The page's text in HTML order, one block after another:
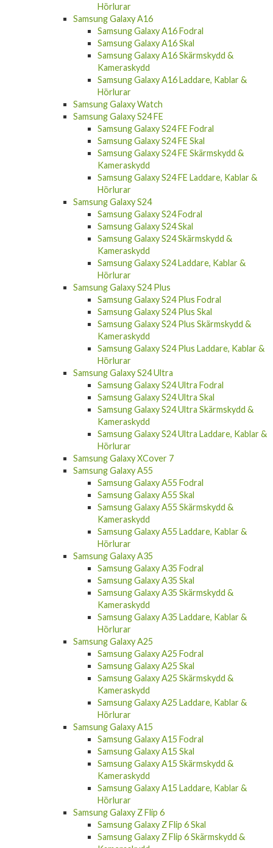
Samsung Galaxy A16
Samsung Galaxy A16 Fodral
Samsung Galaxy A16 Skal
Samsung Galaxy A16 Skärmskydd &
Kameraskydd
Samsung Galaxy A16 Laddare, Kablar &
Hörlurar
Samsung Galaxy Watch
Samsung Galaxy S24 FE
Samsung Galaxy S24 FE Fodral
Samsung Galaxy S24 FE Skal
Samsung Galaxy S24 FE Skärmskydd &
Kameraskydd
Samsung Galaxy S24 FE Laddare, Kablar &
Hörlurar
Samsung Galaxy S24
Samsung Galaxy S24 Fodral
Samsung Galaxy S24 Skal
Samsung Galaxy S24 Skärmskydd &
Kameraskydd
Samsung Galaxy S24 Laddare, Kablar &
Hörlurar
Samsung Galaxy S24 Plus
Samsung Galaxy S24 Plus Fodral
Samsung Galaxy S24 Plus Skal
Samsung Galaxy S24 Plus Skärmskydd &
Kameraskydd
Samsung Galaxy S24 Plus Laddare, Kablar &
Hörlurar
Samsung Galaxy S24 Ultra
Samsung Galaxy S24 Ultra Fodral
Samsung Galaxy S24 Ultra Skal
Samsung Galaxy S24 Ultra Skärmskydd &
Kameraskydd
Samsung Galaxy S24 Ultra Laddare, Kablar &
Hörlurar
Samsung Galaxy XCover 7
Samsung Galaxy A55
Samsung Galaxy A55 Fodral
Samsung Galaxy A55 Skal
Samsung Galaxy A55 Skärmskydd &
Kameraskydd
Samsung Galaxy A55 Laddare, Kablar &
Hörlurar
Samsung Galaxy A35
Samsung Galaxy A35 Fodral
Samsung Galaxy A35 Skal
Samsung Galaxy A35 Skärmskydd &
Kameraskydd
Samsung Galaxy A35 Laddare, Kablar &
Hörlurar
Samsung Galaxy A25
Samsung Galaxy A25 Fodral
Samsung Galaxy A25 Skal
Samsung Galaxy A25 Skärmskydd &
Kameraskydd
Samsung Galaxy A25 Laddare, Kablar &
Hörlurar
Samsung Galaxy A15
Samsung Galaxy A15 Fodral
Samsung Galaxy A15 Skal
Samsung Galaxy A15 Skärmskydd &
Kameraskydd
Samsung Galaxy A15 Laddare, Kablar &
Hörlurar
Samsung Galaxy Z Flip 6
Samsung Galaxy Z Flip 6 Skal
Samsung Galaxy Z Flip 6 Skärmskydd &
Kameraskydd